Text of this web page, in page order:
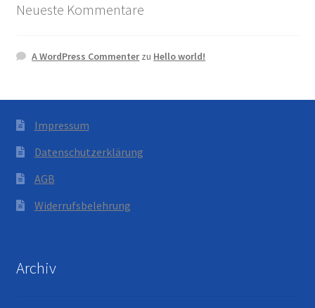
Neueste Kommentare
A WordPress Commenterzu Hello world!
Impressum
Datenschutzerklärung
AGB
Widerrufsbelehrung
Archiv